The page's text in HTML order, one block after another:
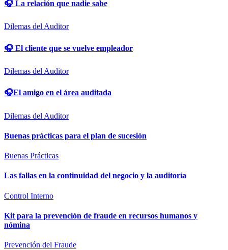
🎧 La relación que nadie sabe
Dilemas del Auditor
🎧 El cliente que se vuelve empleador
Dilemas del Auditor
🎧El amigo en el área auditada
Dilemas del Auditor
Buenas prácticas para el plan de sucesión
Buenas Prácticas
Las fallas en la continuidad del negocio y la auditoría
Control Interno
Kit para la prevención de fraude en recursos humanos y
nómina
Prevención del Fraude